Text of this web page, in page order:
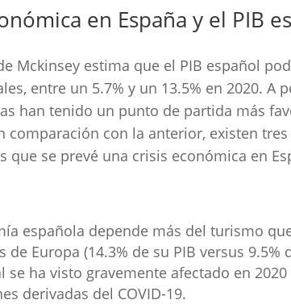
en España y el PIB
Mckinsey estima que el PIB español
entre un 5.7% y un 13.5% en 2020. A
han tenido un punto de partida más
comparación con la anterior, existen
que se prevé una crisis económica en
española depende más del turismo
de Europa (14.3% de su PIB versus 9.5%
se ha visto gravemente afectado en
derivadas del COVID-19.